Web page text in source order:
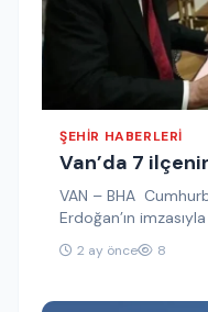
ŞEHIR HABERLERI
Van’da 7
VAN – BHA
Erdoğan’ın
Kaymakam
Gazete’de
2 ay önce 8